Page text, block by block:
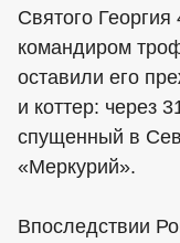
Святого
командиром
оставили его
и коттер: через
спущенный в
«Меркурий».
Впоследствии